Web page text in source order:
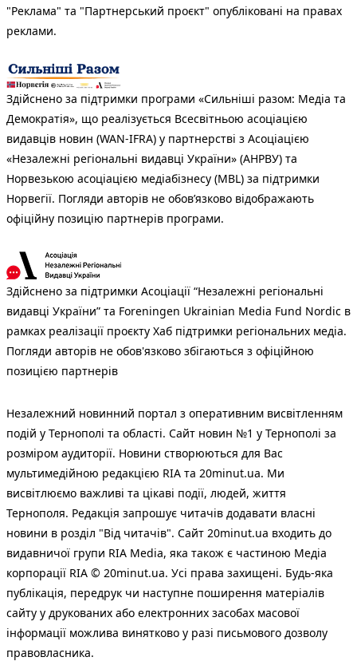
"Реклама" та "Партнерський проєкт" опубліковані на правах
реклами.
Здійснено за підтримки програми «Сильніші разом: Медіа та
Демократія», що реалізується Всесвітньою асоціацією
видавців новин (WAN-IFRA) у партнерстві з Асоціацією
«Незалежні регіональні видавці України» (АНРВУ) та
Норвезькою асоціацією медіабізнесу (MBL) за підтримки
Норвегії. Погляди авторів не обов’язково відображають
офіційну позицію партнерів програми.
Здійснено за підтримки Асоціації “Незалежні регіональні
видавці України” та Foreningen Ukrainian Media Fund Nordic в
рамках реалізації проєкту Хаб підтримки регіональних медіа.
Погляди авторів не обов'язково збігаються з офіційною
позицією партнерів
Незалежний новинний портал з оперативним висвітленням
подій у Тернополі та області. Сайт новин №1 у Тернополі за
розміром аудиторії. Новини створюються для Вас
мультимедійною редакцією RIA та 20minut.ua. Ми
висвітлюємо важливі та цікаві події, людей, життя
Тернополя. Редакція запрошує читачів додавати власні
новини в розділ "Від читачів". Сайт 20minut.ua входить до
видавничої групи RIA Media, яка також є частиною Медіа
корпорації RIA © 20minut.ua. Усі права захищені. Будь-яка
публiкацiя, передрук чи наступне поширення матеріалів
сайту у друкованих або електронних засобах масової
інформації можлива винятково у разі письмового дозволу
правовласника.